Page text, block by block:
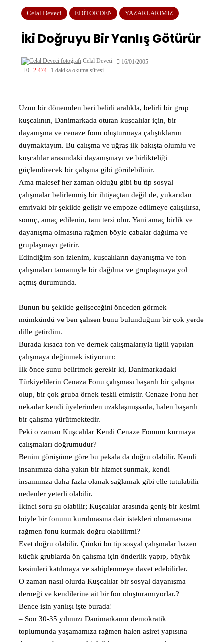
Celal Deveci EDİTÖR'DEN YAZARLARIMIZ
İki Doğruyu Bir Yanlış Götürür
Celal Deveci
16/01/2005
0 2.474 1 dakika okuma süresi
Uzun bir dönemden beri belirli aralıkla, belirli bir grup
kuşcalının, Danimarkada oturan kuşcalılar için, bir
dayanışma ve cenaze fonu oluşturmaya çalıştıklarını
duymaktayım. Bu çalışma ve uğraş ilk bakışta olumlu ve
kuşcalılar arasındaki dayanışmayı ve birlikteliği
güçlendirecek bir çalışma gibi görülebilinir.
Ama malesef her zaman olduğu gibi bu tip sosyal
çalışmalar belirlenmiş bir ihtiyaçtan değil de, yukarıdan
emrivaki bir şekilde gelişir ve empoze edilmeye çalışılırsa,
sonuç, amaç edilenin, tam tersi olur. Yani amaç birlik ve
dayanışma olmasına rağmen böyle çabalar dağılma ve
gruplaşmayı getirir.
Edindiğim son izlenim, kuşcalıların dayanışma ve fon
çalışmaları tamamıyle bir dağılma ve gruplaşmaya yol
açmış durumunda.
Bunun bu şekilde gelişeceğini önceden görmek
mümkündü ve ben şahsen bunu bulunduğum bir çok yerde
dille getirdim.
Burada kısaca fon ve dernek çalışmalarıyla ilgili yapılan
çalışmaya değinmek istiyorum:
İlk önce şunu belirtmek gerekir ki, Danimarkadaki
Türkiyelilerin Cenaza Fonu çalışması başarılı bir çalışma
olup, bir çok gruba örnek teşkil etmiştir. Cenaze Fonu her
nekadar kendi üyelerinden uzaklaşmışsada, halen başarılı
bir çalışma yürütmektedir.
Peki o zaman Kuşcalılar Kendi Cenaze Fonunu kurmaya
çalışmaları doğrumudur?
Benim görüşüme göre bu pekala da doğru olabilir. Kendi
insanımıza daha yakın bir hizmet sunmak, kendi
insanımıza daha fazla olanak sağlamak gibi elle tutulabilir
nedenler yeterli olabilir.
İkinci soru şu olabilir; Kuşcalılar arasında geniş bir kesimi
böyle bir fonunu kurulmasına dair istekleri olmamasına
rağmen fonu kurmak doğru olabilirmi?
Evet doğru olabilir. Çünkü bu tip sosyal çalışmalar bazen
küçük grublarda ön çalışma için önderlik yapıp, büyük
kesimleri katılmaya ve sahiplenmeye davet edebilirler.
O zaman nasıl olurda Kuşcalılar bir sosyal dayanışma
derneği ve kendilerine ait bir fon oluşturamıyorlar.?
Bence işin yanlışı işte burada!
– Son 30-35 yılımızı Danimarkanın demokratik
toplumunda yaşamamıza rağmen halen aşiret yapısına